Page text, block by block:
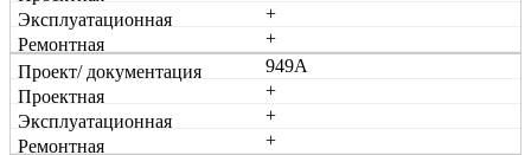
+
+
949А
+
+
+